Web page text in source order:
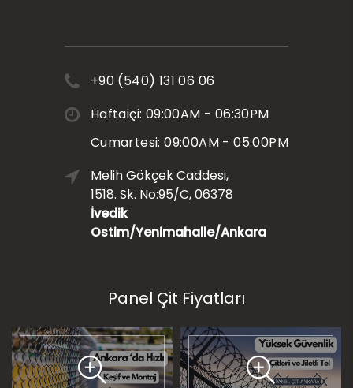
+90 (540) 131 06 06
Haftaiçi: 09:00AM - 06:30PM
Cumartesi: 09:00AM - 05:00PM
Melih Gökçek Caddesi,
1518. Sk. No:95/C, 06378
İvedik
Ostim/Yenimahalle/Ankara
Panel Çit Fiyatları